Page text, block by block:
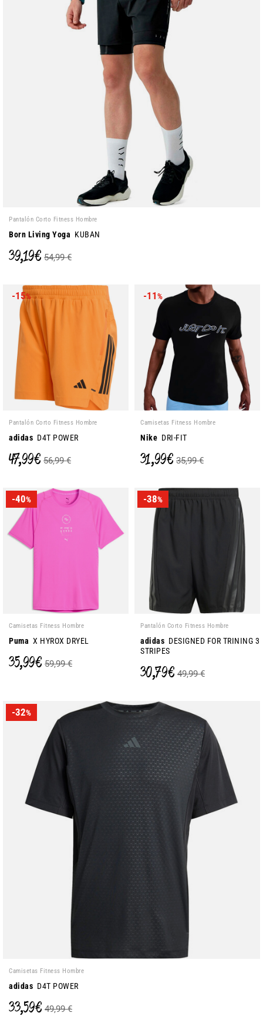
Pantalón Corto Fitness Hombre
Born Living Yoga KUBAN
39,19 € 54,99 €
-15%
Pantalón Corto Fitness Hombre
adidas D4T POWER
47,99 € 56,99 €
-11%
Camisetas Fitness Hombre
Nike DRI-FIT
31,99 € 35,99 €
-40%
Camisetas Fitness Hombre
Puma X HYROX DRYEL
35,99 € 59,99 €
-38%
Pantalón Corto Fitness Hombre
adidas DESIGNED FOR TRINING 3
STRIPES
30,79 € 49,99 €
-32%
Camisetas Fitness Hombre
adidas D4T POWER
33,59 € 49,99 €